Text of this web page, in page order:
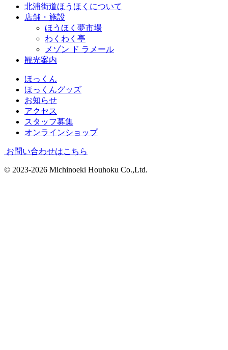
北浦街道ほうほくについて
店舗・施設
ほうほく夢市場
わくわく亭
メゾン ド ラメール
観光案内
ほっくん
ほっくんグッズ
お知らせ
アクセス
スタッフ募集
オンラインショップ
お問い合わせはこちら
© 2023-2026 Michinoeki Houhoku Co.,Ltd.